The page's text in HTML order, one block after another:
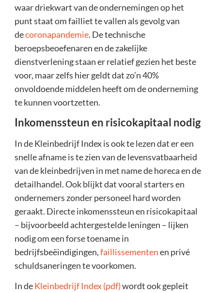
waar driekwart van de ondernemingen op het
punt staat om failliet te vallen als gevolg van
decoronapandemie. De technische
beroepsbeoefenaren en de zakelijke
dienstverlening staan er relatief gezien het beste
voor, maar zelfs hier geldt dat zo’n 40%
onvoldoende middelen heeft om de onderneming
te kunnen voortzetten.
Inkomenssteun en risicokapitaal nodig
In de Kleinbedrijf Index is ook te lezen dat er een
snelle afname is te zien van de levensvatbaarheid
van de kleinbedrijven in met name de horeca en de
detailhandel. Ook blijkt dat vooral starters en
ondernemers zonder personeel hard worden
geraakt. Directe inkomenssteun en risicokapitaal
– bijvoorbeeld achtergestelde leningen – lijken
nodig om een forse toename in
bedrijfsbeëindigingen,faillissementenen privé
schuldsaneringen te voorkomen.
In deKleinbedrijf Index (pdf)wordt ook gepleit